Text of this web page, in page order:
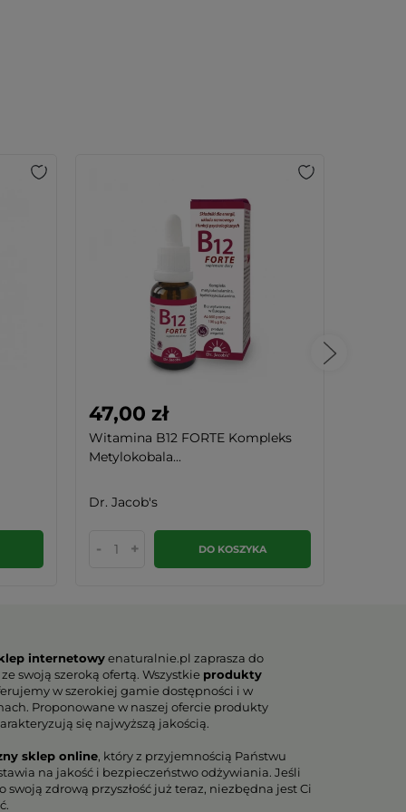
47,00 zł
Witamina B12 FORTE Kompleks
Metylokobala...
Dr. Jacob's
- + DO KOSZYKA
internetowyenaturalnie.pl zaprasza do
swoją szeroką ofertą. Wszystkie produkty
w szerokiej gamie dostępności i w
Proponowane w naszej ofercie produkty
się najwyższą jakością.
sklep online, który z przyjemnością Państwu
na jakość i bezpieczeństwo odżywiania. Jeśli
swoją zdrową przyszłość już teraz, niezbędna jest Ci